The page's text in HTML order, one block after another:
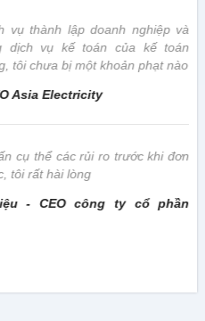
vụ thành lập doanh nghiệp và
dịch vụ kế toán của kế toán
tôi chưa bị một khoản phạt nào
Asia Electricity
cụ thể các rủi ro trước khi đơn
tôi rất hài lòng
- CEO công ty cổ phần